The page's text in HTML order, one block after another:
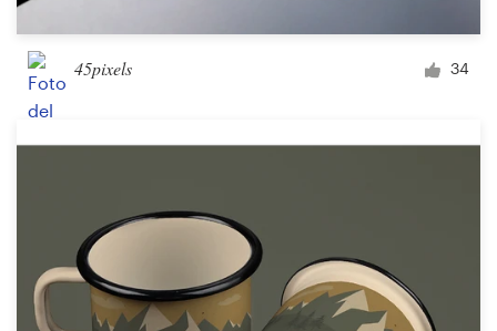
45pixels 34